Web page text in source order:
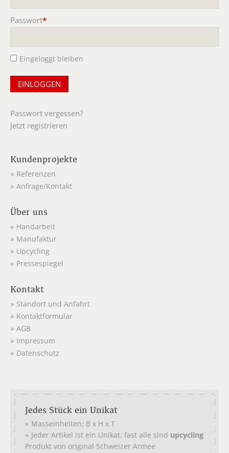
Passwort*
Eingeloggt bleiben
Passwort vergessen?
Jetzt registrieren
Kundenprojekte
Referenzen
Anfrage/Kontakt
Über uns
Handarbeit
Manufaktur
Upcycling
Pressespiegel
Kontakt
Standort und Anfahrt
Kontaktformular
AGB
Impressum
Datenschutz
Jedes Stück ein Unikat
Masseinheiten: B x H x T
Jeder Artikel ist ein Unikat, fast alle sind upcycling
Produkt von original Schweizer Armee